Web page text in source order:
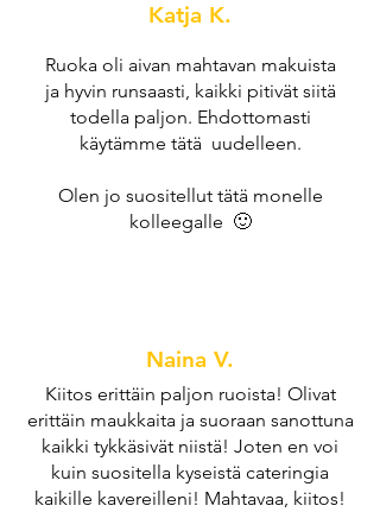
Katja K.
Ruoka oli aivan mahtavan makuista
ja hyvin runsaasti, kaikki pitivät siitä
todella paljon. Ehdottomasti
käytämme tätä uudelleen.
Olen jo suositellut tätä monelle
kolleegalle 🙂
Naina V.
Kiitos erittäin paljon ruoista! Olivat
erittäin maukkaita ja suoraan sanottuna
kaikki tykkäsivät niistä! Joten en voi
kuin suositella kyseistä cateringia
kaikille kavereilleni! Mahtavaa, kiitos!